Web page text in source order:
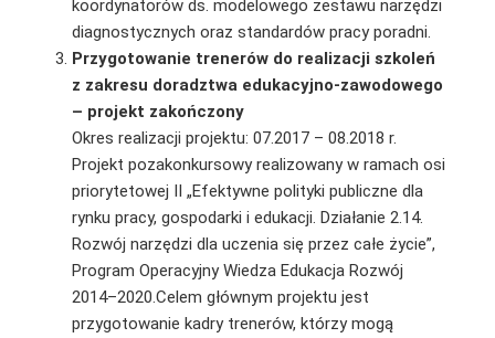
koordynatorów ds. modelowego zestawu narzędzi
diagnostycznych oraz standardów pracy poradni.
Przygotowanie trenerów do realizacji szkoleń
z zakresu doradztwa edukacyjno-zawodowego
– projekt zakończony
Okres realizacji projektu: 07.2017 – 08.2018 r.
Projekt pozakonkursowy realizowany w ramach osi
priorytetowej II „Efektywne polityki pu­bliczne dla
rynku pracy, gospodarki i edukacji. Działanie 2.14.
Rozwój narzędzi dla uczenia się przez całe życie”,
Program Operacyjny Wiedza Edukacja Rozwój
2014–2020.Celem głównym projektu jest
przygotowanie kadry trenerów, którzy mogą